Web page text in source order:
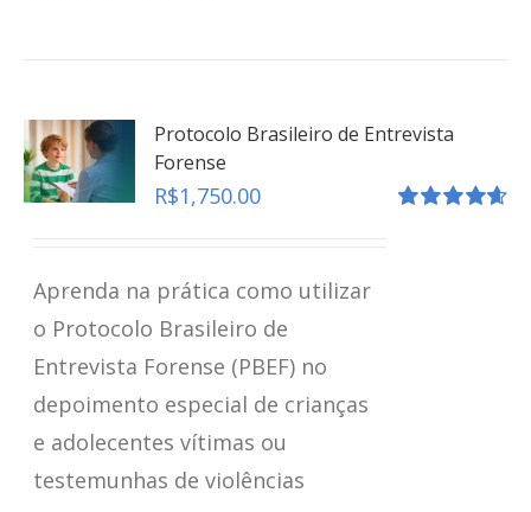
Protocolo Brasileiro de Entrevista
Forense
R$1,750.00
Aprenda na prática como utilizar
o Protocolo Brasileiro de
Entrevista Forense (PBEF) no
depoimento especial de crianças
e adolecentes vítimas ou
testemunhas de violências